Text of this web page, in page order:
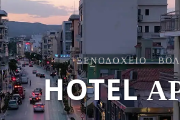
HOTEL
ΞΕΝΟΔΟΧΕΊΟ -